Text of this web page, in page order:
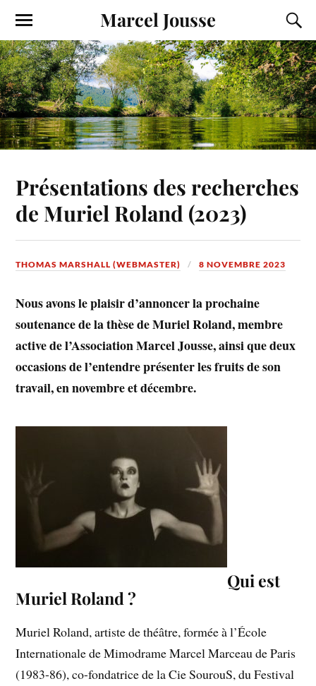
Marcel Jousse
Présentations des recherches
de Muriel Roland (2023)
THOMAS MARSHALL (WEBMASTER) 8 NOVEMBRE 2023
Nous avons le plaisir d’annoncer la prochaine
soutenance de la thèse de Muriel Roland, membre
active de l’Association Marcel Jousse, ainsi que deux
occasions de l’entendre présenter les fruits de son
travail, en novembre et décembre.
Qui est
Muriel Roland ?
Muriel Roland, artiste de théâtre, formée à l’École
Internationale de Mimodrame Marcel Marceau de Paris
(1983-86), co-fondatrice de la Cie SourouS, du Festival